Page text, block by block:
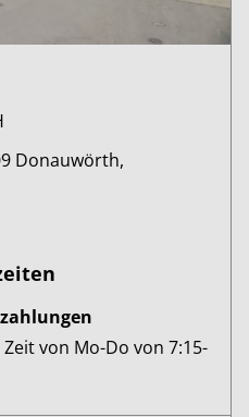
Donauwörth,
von Mo-Do von 7:15-